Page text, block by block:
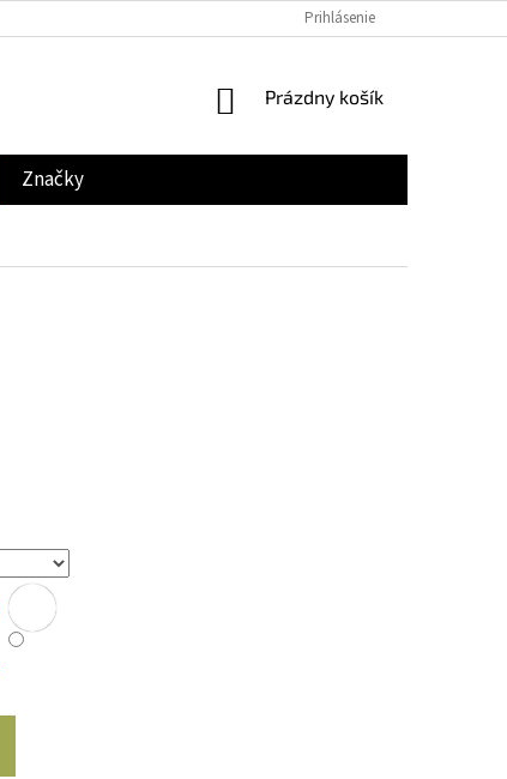
Prihlásenie
NÁKUPNÝ
Prázdny košík
Značky